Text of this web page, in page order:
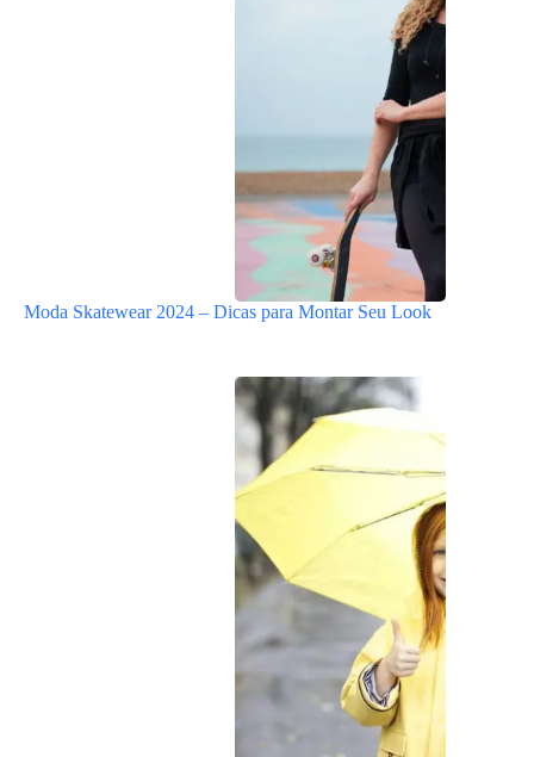
Moda Skatewear 2024 – Dicas para Montar Seu Look